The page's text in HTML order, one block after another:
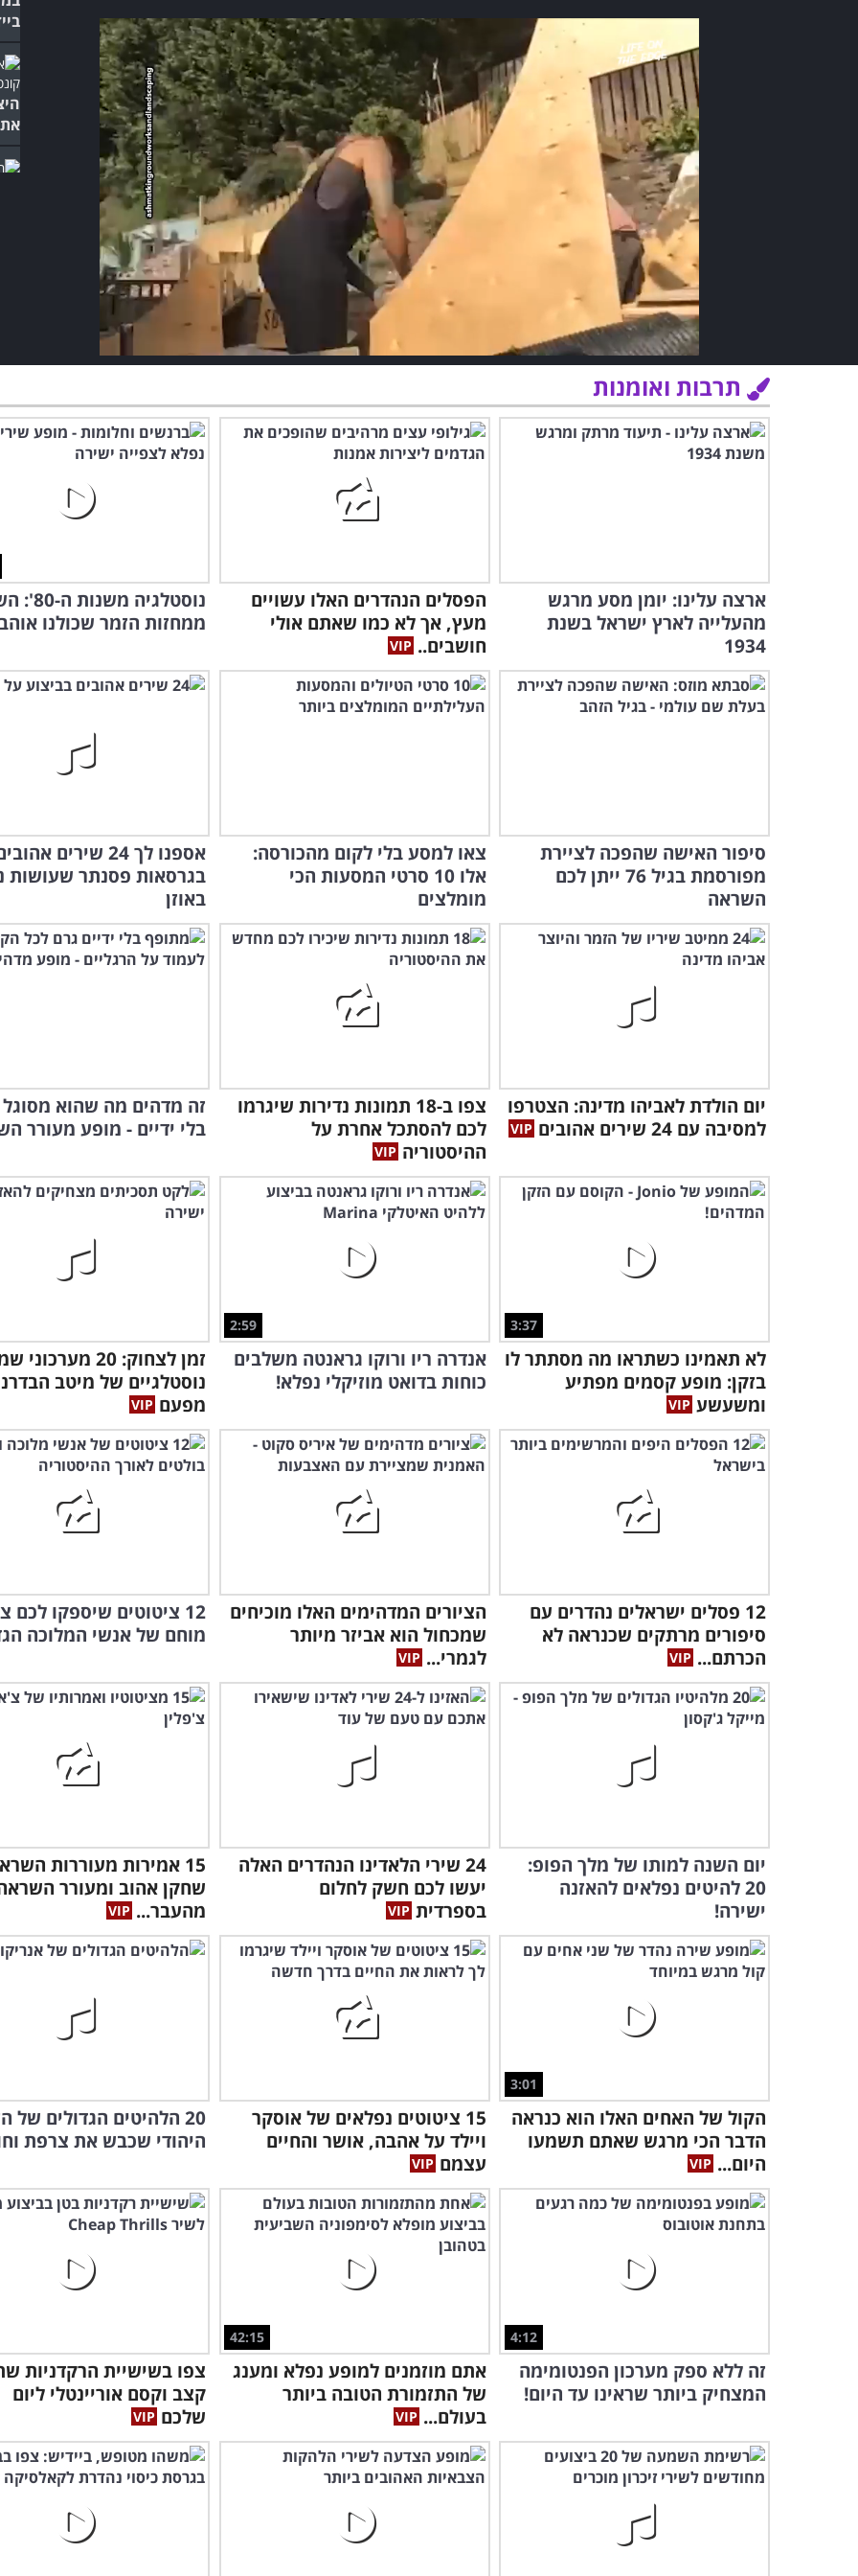
תרבות ואומנות
ארצה עלינו: יומן מסע מרגש
מהעלייה לארץ ישראל בשנת
1934
הפסלים הנהדרים האלו עשויים
מעץ, אך לא כמו שאתם אולי
חושבים..
נוסטלגיה
ממחזות הזמר שכולנו
סיפור האישה שהפכה לציירת
מפורסמת בגיל 76 ייתן לכם
השראה
צאו למסע בלי לקום מהכורסה:
אלו 10 סרטי המסעות הכי
מומלצים
אספנו לך 24 שירים
בגרסאות פסנתר שעושות
באוזן
יום הולדת לאביהו מדינה: הצטרפו
למסיבה עם 24 שירים אהובים
צפו ב-18 תמונות נדירות שיגרמו
לכם להסתכל אחרת על
ההיסטוריה
זה מדהים מה שהוא
בלי ידיים - מופע מעורר
3:37
לא תאמינו כשתראו מה מסתתר לו
בזקן: מופע קסמים מפתיע
ומשעשע
2:59
אנדרה ריו ורוקו גראנטה משלבים
כוחות בדואט מוזיקלי נפלא!
זמן לצחוק: 20
נוסטלגיים של מיטב
מפעם
12 פסלים ישראלים נהדרים עם
סיפורים מרתקים שכנראה לא
הכרתם...
הציורים המדהימים האלו מוכיחים
שמכחול הוא אביזר מיותר
לגמרי...
12 ציטוטים שיספקו לכם
מוחם של אנשי המלוכה
יום השנה למותו של מלך הפופ:
20 להיטים נפלאים להאזנה
ישירה!
24 שירי הלאדינו הנהדרים האלה
יעשו לכם חשק לחלום
בספרדית
15 אמירות מעוררות
שחקן אהוב ומעורר
מהעבר...
3:01
הקול של האחים האלו הוא כנראה
הדבר הכי מרגש שאתם תשמעו
היום...
15 ציטוטים נפלאים של אוסקר
ויילד על אהבה, אושר והחיים
עצמם
20 הלהיטים הגדולים של
היהודי שכבש את צרפת וחוגג
4:12
זה ללא ספק מערכון הפנטומימה
המצחיק ביותר שראינו עד היום!
42:15
אתם מוזמנים למופע נפלא ומענג
של התזמורת הטובה ביותר
בעולם...
צפו בשישיית הרקדניות
קצב וקסם אוריינטלי ליום
שלכם